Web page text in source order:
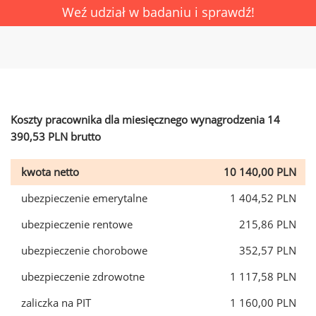
Weź udział w badaniu i sprawdź!
Koszty pracownika dla miesięcznego wynagrodzenia 14
390,53 PLN brutto
kwota netto
10 140,00 PLN
ubezpieczenie emerytalne
1 404,52 PLN
ubezpieczenie rentowe
215,86 PLN
ubezpieczenie chorobowe
352,57 PLN
ubezpieczenie zdrowotne
1 117,58 PLN
zaliczka na PIT
1 160,00 PLN